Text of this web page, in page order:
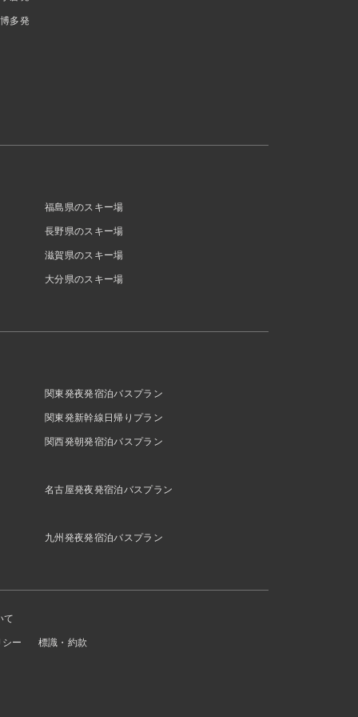
博多発
福島県のスキー場
長野県のスキー場
滋賀県のスキー場
大分県のスキー場
関東発夜発宿泊バスプラン
関東発新幹線日帰りプラン
関西発朝発宿泊バスプラン
名古屋発夜発宿泊バスプラン
九州発夜発宿泊バスプラン
て
ー 標識・約款